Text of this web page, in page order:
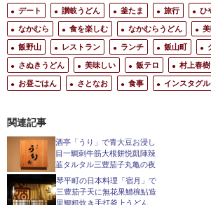
デート 讃岐うどん 釜たま 旅行 ひ
なかむら
食を楽しむ なかむらうどん
飯野山
レストラン ランチ 飯山町
さぬきうどん
美味しい 飯テロ 村上春樹
お昼ごはん
さとなお 食事 インスタグ
関連記事
酒亭「うり」で青大豆お浸し
目一鯛刺牛筋大根餅悦凱陣辣
韮タルタル三豊茄子丸亀の夜
琴平町の日本料理「宿月」で
三豊茄子天に無花果鱧椀鮎造
里鯛粗炊き手打釜上うどん